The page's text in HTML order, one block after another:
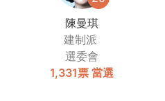
陳曼琪
建制派
選委會
1,331票 當選